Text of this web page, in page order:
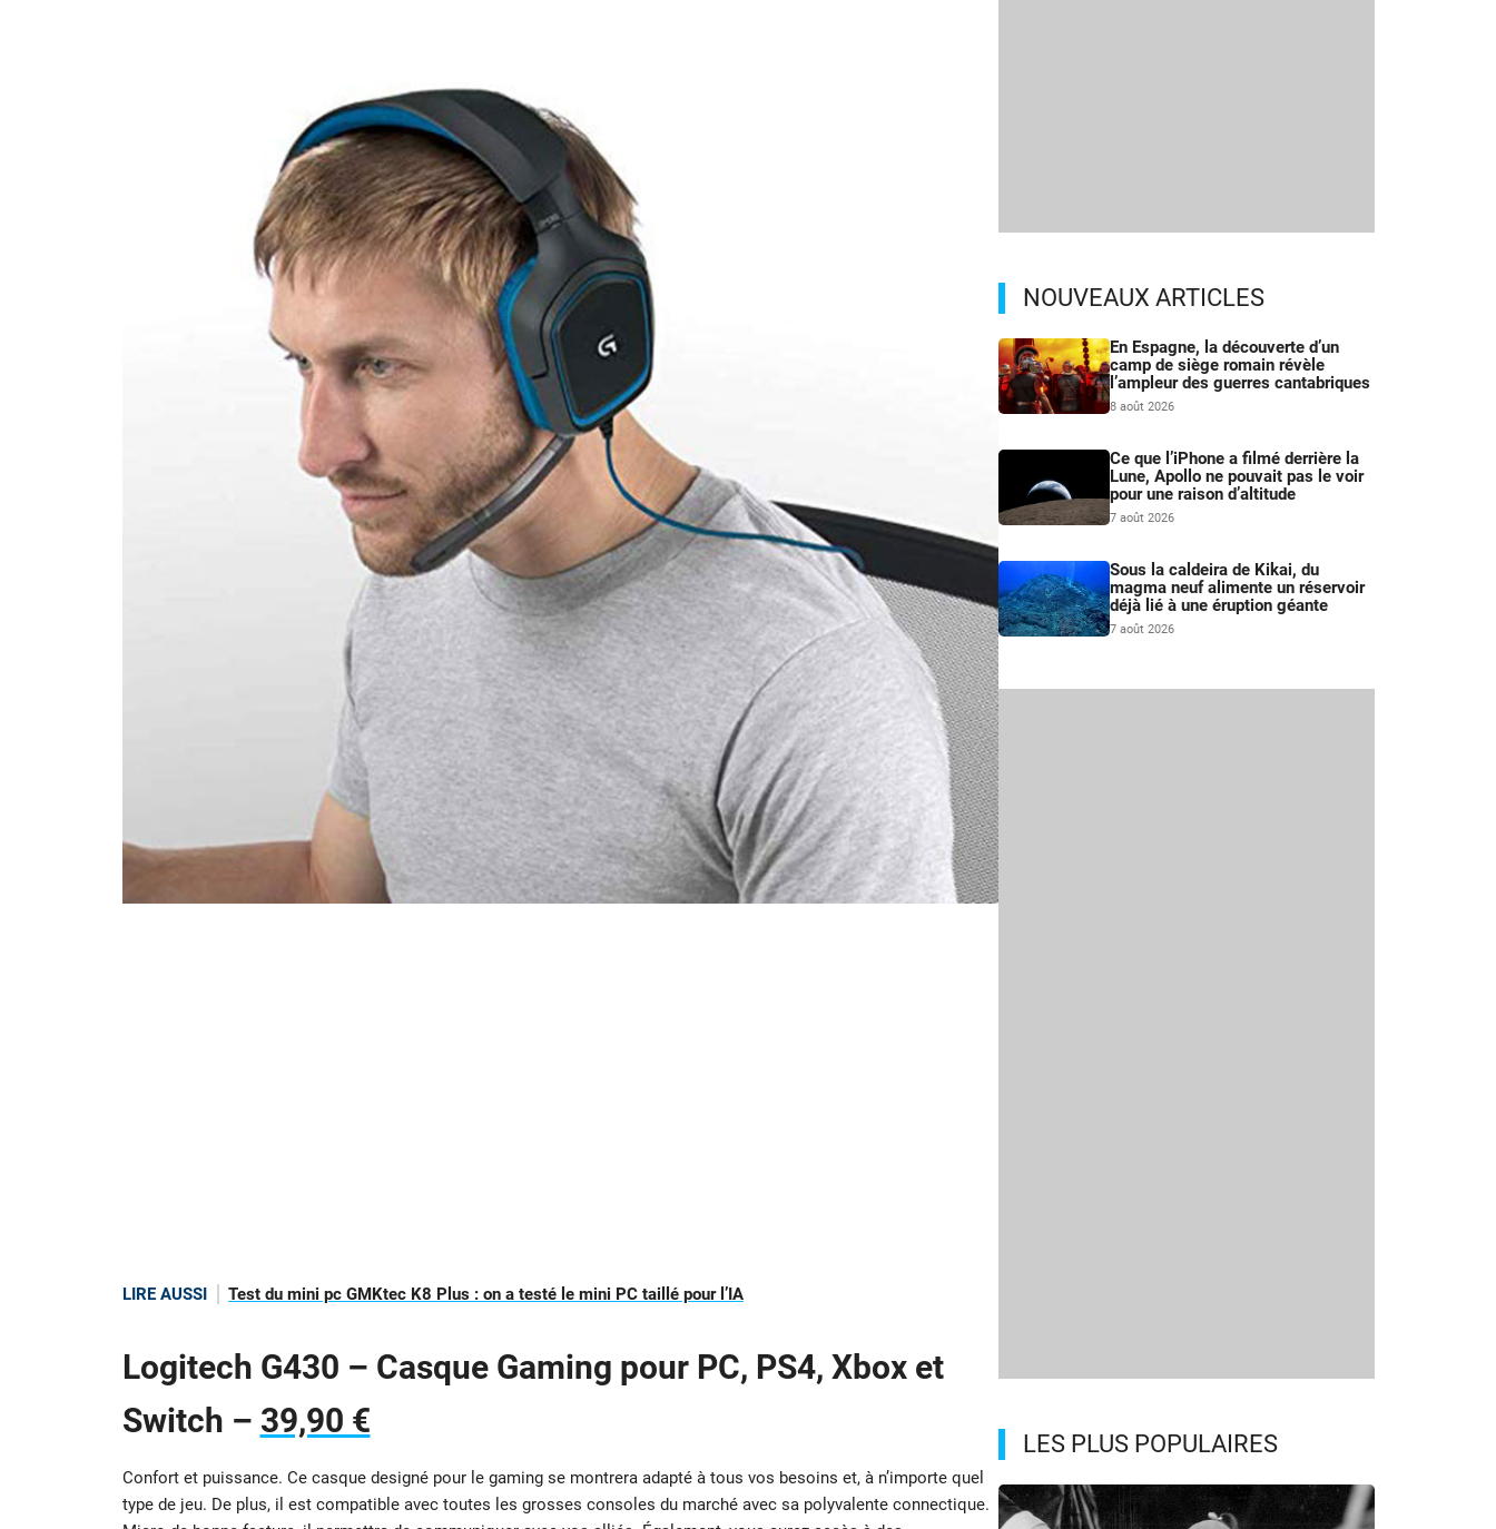
LIRE AUSSI Test du mini pc GMKtec K8 Plus : on a testé le mini PC taillé pour l’IA
Logitech G430 – Casque Gaming pour PC, PS4, Xbox et
Switch – 39,90 €
Confort et puissance. Ce casque designé pour le gaming se montrera adapté à tous vos besoins et, à n’importe quel
type de jeu. De plus, il est compatible avec toutes les grosses consoles du marché avec sa polyvalente connectique.
NOUVEAUX ARTICLES
En Espagne, la découverte d’un
camp de siège romain révèle
l’ampleur des guerres cantabriques
8 août 2026
Ce que l’iPhone a filmé derrière la
Lune, Apollo ne pouvait pas le voir
pour une raison d’altitude
7 août 2026
Sous la caldeira de Kikai, du
magma neuf alimente un réservoir
déjà lié à une éruption géante
7 août 2026
LES PLUS POPULAIRES